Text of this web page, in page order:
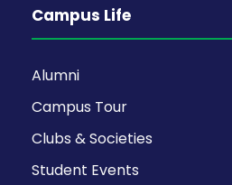
Campus Life
Alumni
Campus Tour
Clubs & Societies
Student Events